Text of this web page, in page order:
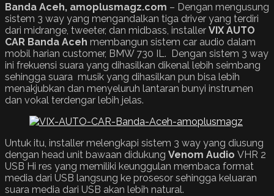
Banda Aceh, amoplusmagz.com – Dengan mengusung
sistem 3 way yang mengandalkan tiga driver yang terdiri
dari midrange, tweeter, dan midbass, installer VIX AUTO
CAR Banda Aceh membangun sistem car audio dalam
mobil harian customer, BMW 730 IL. Dengan sistem 3 way
ini frekuensi suara yang dihasilkan dikenal lebih seimbang
sehingga suara musik yang dihasilkan pun bisa lebih
menakjubkan dan menyeluruh lantaran bunyi instrumen
dan vokal terdengar lebih jelas.
Untuk itu, installer melengkapi sistem 3 way yang diusung
dengan head unit bawaan didukung Venom Audio VHR 2
USB Hi res yang memiliki keunggulan membaca format
media dari USB langsung ke prosesor sehingga keluaran
suara media dari USB akan lebih natural.